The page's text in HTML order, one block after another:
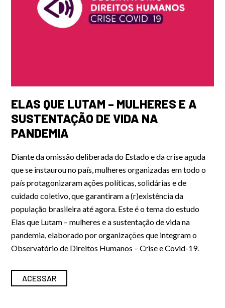
ELAS QUE LUTAM – MULHERES E A
SUSTENTAÇÃO DE VIDA NA
PANDEMIA
Diante da omissão deliberada do Estado e da crise aguda
que se instaurou no país, mulheres organizadas em todo o
país protagonizaram ações políticas, solidárias e de
cuidado coletivo, que garantiram a (r)existência da
população brasileira até agora. Este é o tema do estudo
Elas que Lutam – mulheres e a sustentação de vida na
pandemia, elaborado por organizações que integram o
Observatório de Direitos Humanos – Crise e Covid-19.
ACESSAR